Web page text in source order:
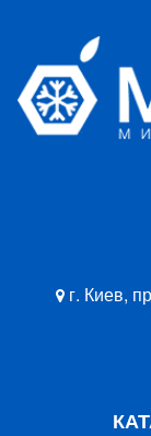
г. Киев,